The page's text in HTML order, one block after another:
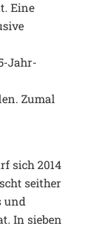
Eine
Jahr-
Zumal
sich 2014
seither
und
In sieben